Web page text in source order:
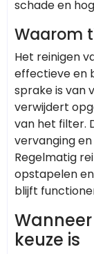
schade en
Waarom
Het reinigen
effectieve en
sprake is van
verwijdert
van het filter.
vervanging
Regelmatig
opstapelen
blijft
keuze is